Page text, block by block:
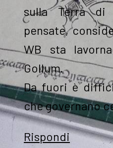
sulla Terra
pensate,
WB sta
Gollum.
Da fuori è
che governano
Rispondi